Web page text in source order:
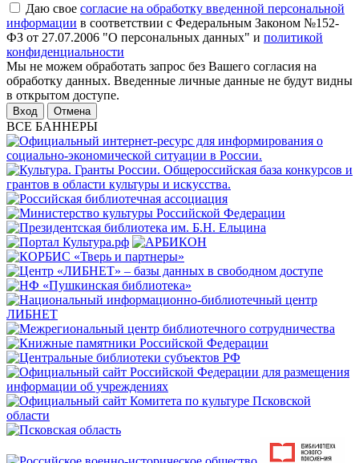
Даю свое согласие на обработку введенной персональной
информации в соответствии с Федеральным Законом №152-
ФЗ от 27.07.2006 "О персональных данных" и политикой
конфиденциальности
Мы не можем обработать запрос без Вашего согласия на
обработку данных. Введенные личные данные не будут видны
в открытом доступе.
Отмена
ВСЕ БАННЕРЫ